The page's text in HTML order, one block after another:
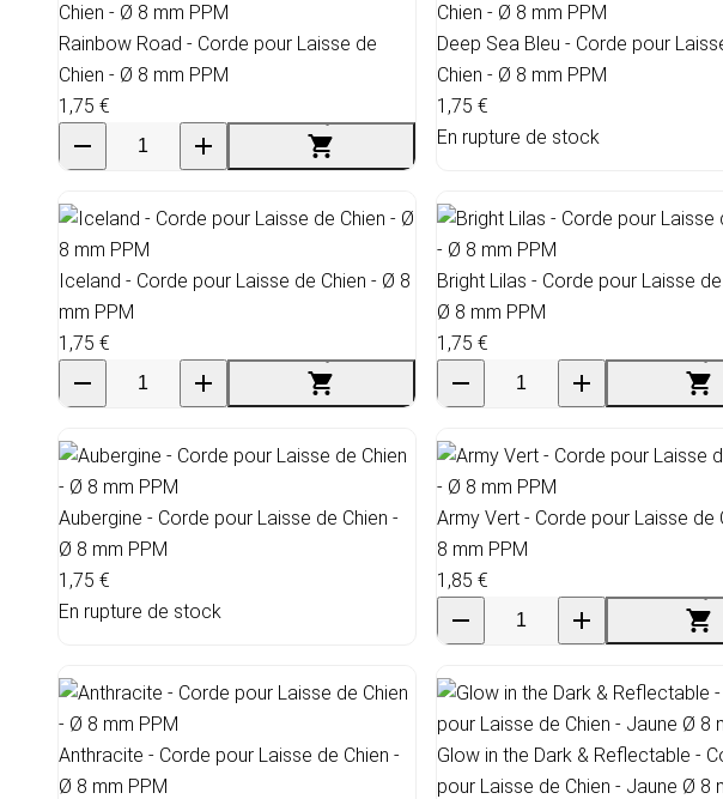
Rainbow Road - Corde pour Laisse de
Chien - Ø 8 mm PPM
1,75 €
Deep Sea Bleu - Corde pour
Chien - Ø 8 mm PPM
1,75 €
En rupture de stock
Iceland - Corde pour Laisse de Chien - Ø 8
mm PPM
1,75 €
Bright Lilas - Corde pour Laisse
Ø 8 mm PPM
1,75 €
Aubergine - Corde pour Laisse de Chien -
Ø 8 mm PPM
1,75 €
En rupture de stock
Army Vert - Corde pour Laisse de
8 mm PPM
1,85 €
Anthracite - Corde pour Laisse de Chien -
Ø 8 mm PPM
Glow in the Dark & Reflectable -
pour Laisse de Chien - Jaune Ø 8